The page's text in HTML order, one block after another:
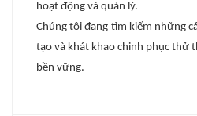
hoạt động và quản lý.
Chúng tôi đang tìm kiếm những
tạo và khát khao chinh phục thử
bền vững.